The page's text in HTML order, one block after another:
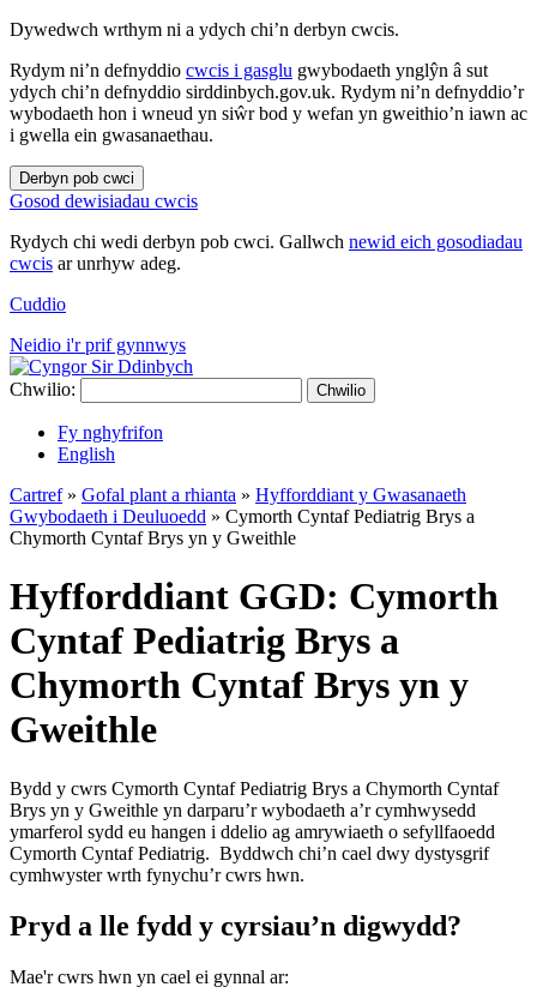
Dywedwch wrthym ni a ydych chi’n derbyn cwcis.
Rydym ni’n defnyddio cwcis i gasglu gwybodaeth ynglŷn â sut
ydych chi’n defnyddio sirddinbych.gov.uk. Rydym ni’n defnyddio’r
wybodaeth hon i wneud yn siŵr bod y wefan yn gweithio’n iawn ac
i gwella ein gwasanaethau.
Derbyn pob cwci
Gosod dewisiadau cwcis
Rydych chi wedi derbyn pob cwci. Gallwch newid eich gosodiadau
cwcis ar unrhyw adeg.
Cuddio
Neidio i'r prif gynnwys
Chwilio: Chwilio
Fy nghyfrifon
English
Cartref» Gofal plant a rhianta » Hyfforddiant y Gwasanaeth
Gwybodaeth i Deuluoedd » Cymorth Cyntaf Pediatrig Brys a
Chymorth Cyntaf Brys yn y Gweithle
Hyfforddiant GGD: Cymorth
Cyntaf Pediatrig Brys a
Chymorth Cyntaf Brys yn y
Gweithle
Bydd y cwrs Cymorth Cyntaf Pediatrig Brys a Chymorth Cyntaf
Brys yn y Gweithle yn darparu’r wybodaeth a’r cymhwysedd
ymarferol sydd eu hangen i ddelio ag amrywiaeth o sefyllfaoedd
Cymorth Cyntaf Pediatrig. Byddwch chi’n cael dwy dystysgrif
cymhwyster wrth fynychu’r cwrs hwn.
Pryd a lle fydd y cyrsiau’n digwydd?
Mae'r cwrs hwn yn cael ei gynnal ar: